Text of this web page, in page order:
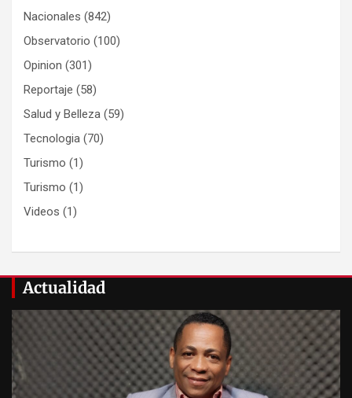
Nacionales (842)
Observatorio (100)
Opinion (301)
Reportaje (58)
Salud y Belleza (59)
Tecnologia (70)
Turismo (1)
Turismo (1)
Videos (1)
Actualidad